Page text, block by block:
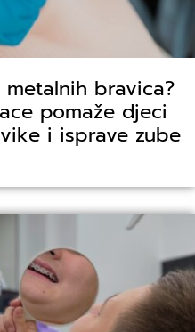
bravica?
pomaže djeci
i isprave zube